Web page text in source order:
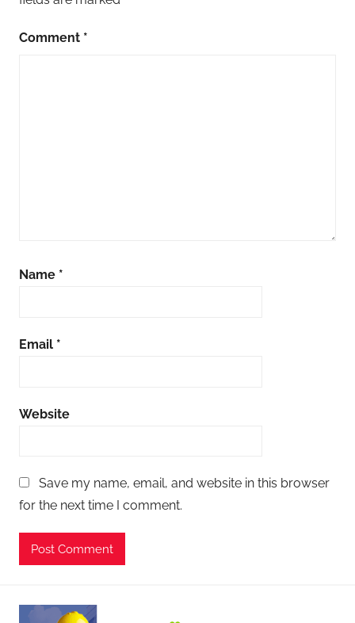
n
,
z
ı
a
a
r
Comment *
Name *
Email *
Website
Save my name, email, and website in this browser
for the next time I comment.